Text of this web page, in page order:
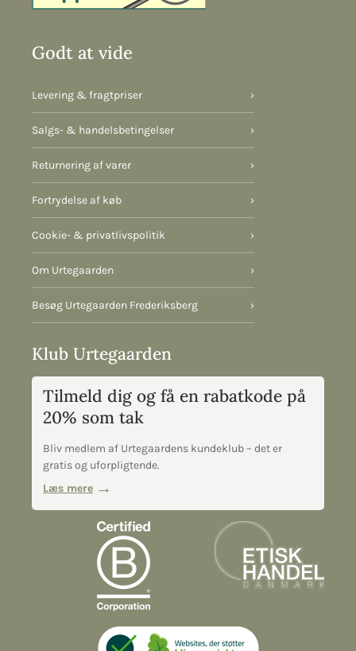
Godt at vide
Levering & fragtpriser ›
Salgs- & handelsbetingelser ›
Returnering af varer ›
Fortrydelse af køb ›
Cookie- & privatlivspolitik ›
Om Urtegaarden ›
Besøg Urtegaarden Frederiksberg ›
Klub Urtegaarden
Tilmeld dig og få en rabatkode på
20% som tak
Bliv medlem af Urtegaardens kundeklub – det er
gratis og uforpligtende.
Læs mere